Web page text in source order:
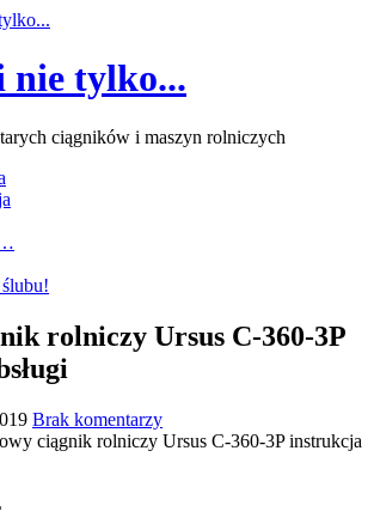
nie tylko...
ciągników i maszyn rolniczych
rolniczy Ursus C-360-3P
Brak komentarzy